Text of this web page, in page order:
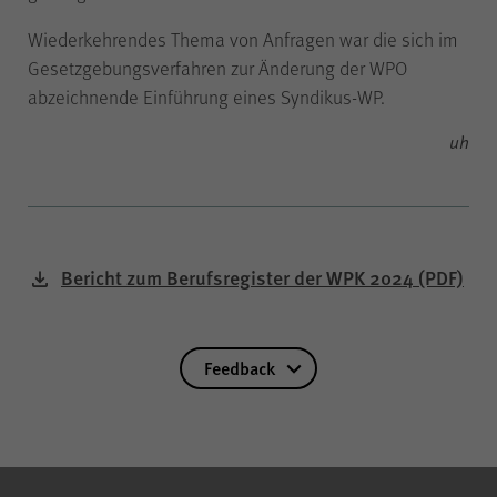
Wiederkehrendes Thema von Anfragen war die sich im
Gesetzgebungsverfahren zur Änderung der WPO
abzeichnende Einführung eines Syndikus-WP.
uh
Bericht zum Berufsregister der WPK 2024 (PDF)
Feedback
Shop sowie Veranstaltungen der
WPK).
Speichern Ihrer bezüglich der